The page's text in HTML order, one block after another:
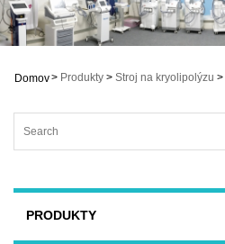
Domov> Produkty > Stroj na kryolipolýzu >
PRODUKTY